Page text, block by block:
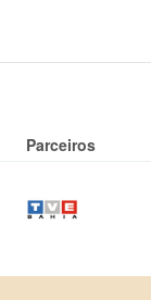
Parceiros